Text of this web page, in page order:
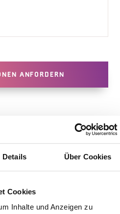
Details Über Cookies
Cookies
Inhalte und Anzeigen zu
ANFORDERN